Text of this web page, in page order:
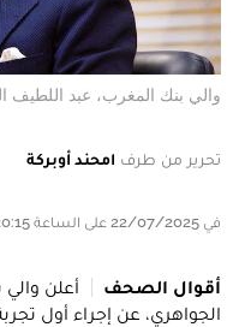
والي بنك المغرب، عبد اللطيف
تحرير من طرف امحند أوبركة
في 22/07/2025 على الساعة 20:15
أقوال الصحف
أعلن
الجواهري، عن إجراء أول